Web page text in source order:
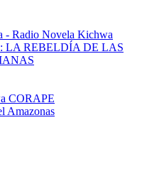
- Radio Novela Kichwa
LA REBELDÍA DE LAS
CORAPE
Amazonas